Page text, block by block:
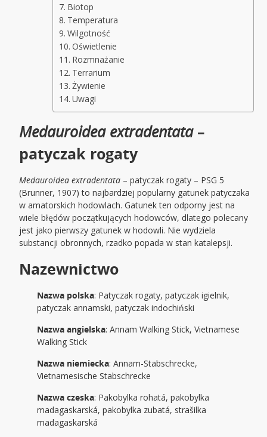
Biotop
Temperatura
Wilgotność
Oświetlenie
Rozmnażanie
Terrarium
Żywienie
Uwagi
Medauroidea extradentata–
patyczak rogaty
Medauroidea extradentata – patyczak rogaty – PSG 5
(Brunner, 1907) to najbardziej popularny gatunek patyczaka
w amatorskich hodowlach. Gatunek ten odporny jest na
wiele błędów początkujących hodowców, dlatego polecany
jest jako pierwszy gatunek w hodowli. Nie wydziela
substancji obronnych, rzadko popada w stan katalepsji.
Nazewnictwo
Nazwa polska: Patyczak rogaty, patyczak igielnik,
patyczak annamski, patyczak indochiński
Nazwa angielska: Annam Walking Stick, Vietnamese
Walking Stick
Nazwa niemiecka: Annam-Stabschrecke,
Vietnamesische Stabschrecke
Nazwa czeska: Pakobylka rohatá, pakobylka
madagaskarská, pakobylka zubatá, strašilka
madagaskarská